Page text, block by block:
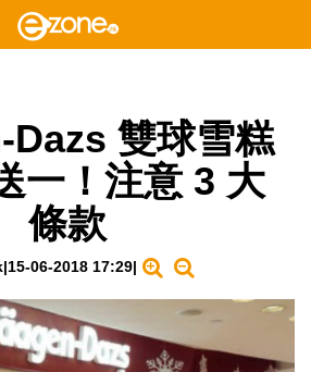
Dazs 雙球雪糕
一！注意 3 大
條款
|15-06-2018 17:29|